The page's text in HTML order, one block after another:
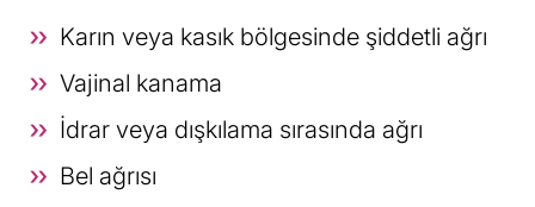
Karın veya kasık bölgesinde şiddetli ağrı
Vajinal kanama
İdrar veya dışkılama sırasında ağrı
Bel ağrısı